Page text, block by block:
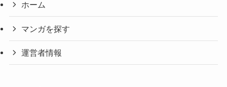
ホーム
マンガを探す
運営者情報